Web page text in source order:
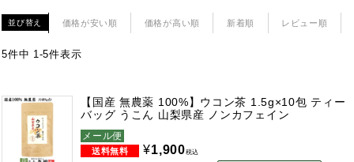
並び替え 価格が安い順 価格が高い順 新着順 レビュー順
5件中 1 -5件表示
【国産 無農薬 100%】ウコン茶 1.5g×10包 ティー
バッグ うこん 山梨県産 ノンカフェイン
メール便
¥1,900税込